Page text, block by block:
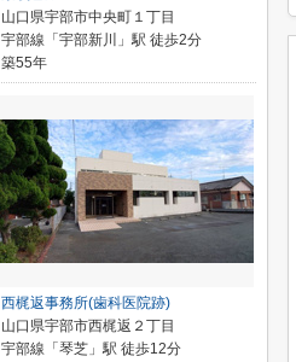
山口県宇部市中央町１丁目
宇部線「宇部新川」駅 徒歩2分
築55年
西梶返事務所(歯科医院跡)
山口県宇部市西梶返２丁目
宇部線「琴芝」駅 徒歩12分